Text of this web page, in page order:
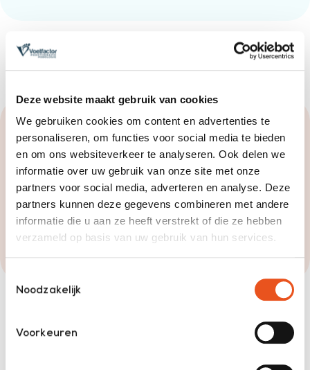
Deze website maakt gebruik van cookies
We gebruiken cookies om content en advertenties te
personaliseren, om functies voor social media te bieden
en om ons websiteverkeer te analyseren. Ook delen we
informatie over uw gebruik van onze site met onze
partners voor social media, adverteren en analyse. Deze
partners kunnen deze gegevens combineren met andere
informatie die u aan ze heeft verstrekt of die ze hebben
verzameld op basis van uw gebruik van hun services.
Noodzakelijk
Voorkeuren
Wil je weer pijnvrij kunnen
genieten? Podotherapie kan de
oplossing zijn.
Maak een afspraak
050 527 4334